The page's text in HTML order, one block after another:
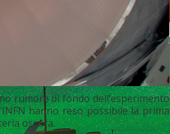
rumore di fondo dell’esperimento
hanno reso possibile la prima
oscura.